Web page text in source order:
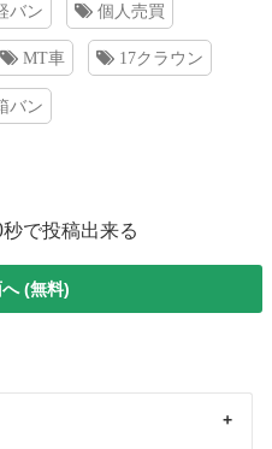
バン 個人売買
MT車 17クラウン
バン
で投稿出来る
(無料)